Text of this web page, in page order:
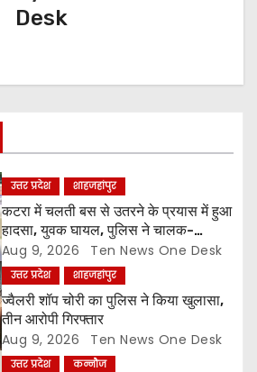
Desk
उत्तर प्रदेश शाहजहांपुर
कटरा में चलती बस से उतरने के प्रयास में हुआ
हादसा, युवक घायल, पुलिस ने चालक-
परिचालक को पूंछताछ के लिए हिरासत में लिया
Aug 9, 2026 Ten News One Desk
उत्तर प्रदेश शाहजहांपुर
ज्वैलरी शॉप चोरी का पुलिस ने किया खुलासा,
तीन आरोपी गिरफ्तार
Aug 9, 2026 Ten News One Desk
उत्तर प्रदेश कन्नौज